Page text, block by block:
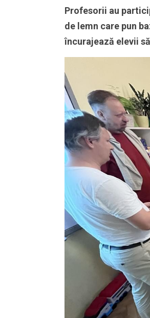
Profesorii au
de lemn care pun
încurajează elevii